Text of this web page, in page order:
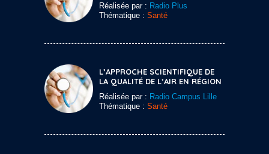
Réalisée par : Radio Plus
Thématique : Santé
L’APPROCHE SCIENTIFIQUE DE
LA QUALITÉ DE L’AIR EN RÉGION
Réalisée par : Radio Campus Lille
Thématique : Santé